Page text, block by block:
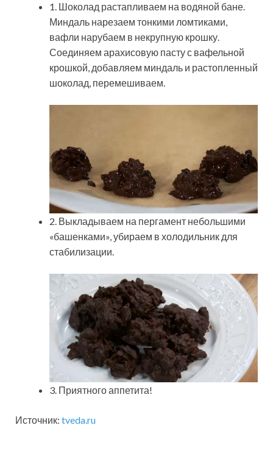
1. Шоколад растапливаем на водяной бане.
Миндаль нарезаем тонкими ломтиками,
вафли нарубаем в некрупную крошку.
Соединяем арахисовую пасту с вафельной
крошкой, добавляем миндаль и растопленный
шоколад, перемешиваем.
2. Выкладываем на пергамент небольшими
«башенками», убираем в холодильник для
стабилизации.
3. Приятного аппетита!
Источник: tveda.ru